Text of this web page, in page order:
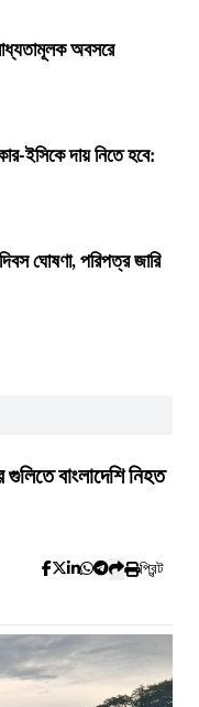
অবসরে
ইসিকে দায় নিতে হবে:
ঘোষণা, পরিপত্র জারি
বাংলাদেশি নিহত
প্রিন্ট